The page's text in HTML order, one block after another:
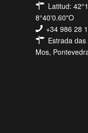
Latitud:
8°40'0.60"O
+34 986 28
Estrada
Mos,